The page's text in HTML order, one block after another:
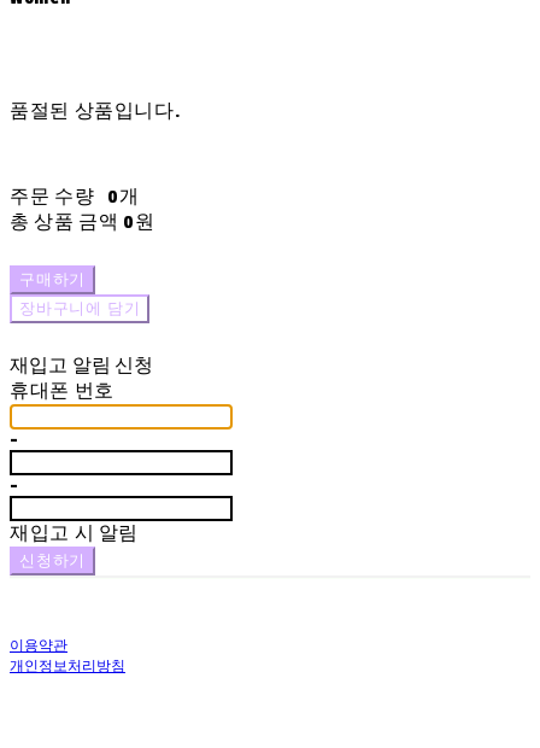
품절된 상품입니다.
주문 수량
0개
총 상품 금액 0원
구매하기
장바구니에 담기
재입고 알림 신청
휴대폰 번호
-
-
재입고 시 알림
신청하기
이용약관
개인정보처리방침